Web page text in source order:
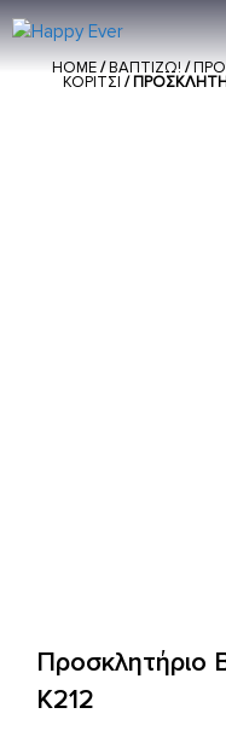
Μετάβαση
σε
περιεχόμενο
HOME/ΒΑΠΤΙΖΩ!/
ΚΟΡΙΤΣΙ /
Προσκλητήριο
Κ212